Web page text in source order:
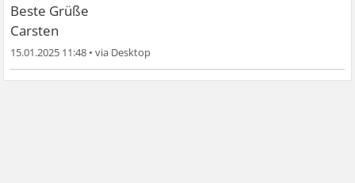
Beste Grüße
Carsten
15.01.2025 11:48 •